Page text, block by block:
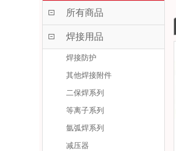
所有商品
焊接用品
焊接防护
其他焊接附件
二保焊系列
等离子系列
氩弧焊系列
减压器